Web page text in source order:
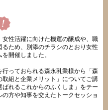
性活躍に向けた機運の醸成や、職
ため、別添のチラシのとおり女性
開催しました。
っておられる森永乳業様から「森
組と企業メリット」についてご講
れるこれからのふくしま」をテー
方や知事を交えたトークセッショ